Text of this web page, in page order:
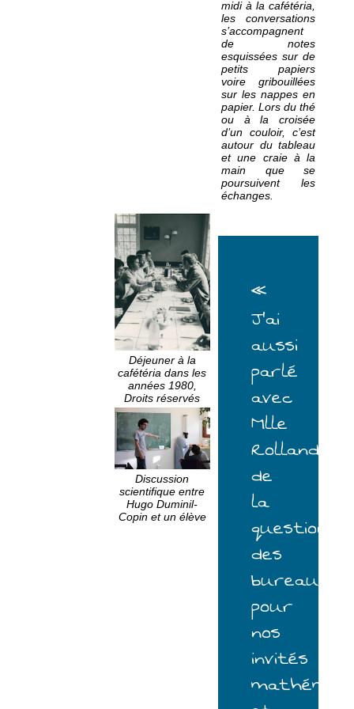
midi à la cafétéria,
les conversations
s’accompagnent
de notes
esquissées sur de
petits papiers
voire gribouillées
sur les nappes en
papier. Lors du thé
ou à la croisée
d’un couloir, c’est
autour du tableau
et une craie à la
main que se
poursuivent les
échanges.
Déjeuner à la
cafétéria dans les
années 1980,
Droits réservés
Discussion
scientifique entre
Hugo Duminil-
Copin et un élève
«
J’ai
aussi
parlé
avec
Mlle
Rolland
de
la
question
des
bureaux
pour
nos
invités